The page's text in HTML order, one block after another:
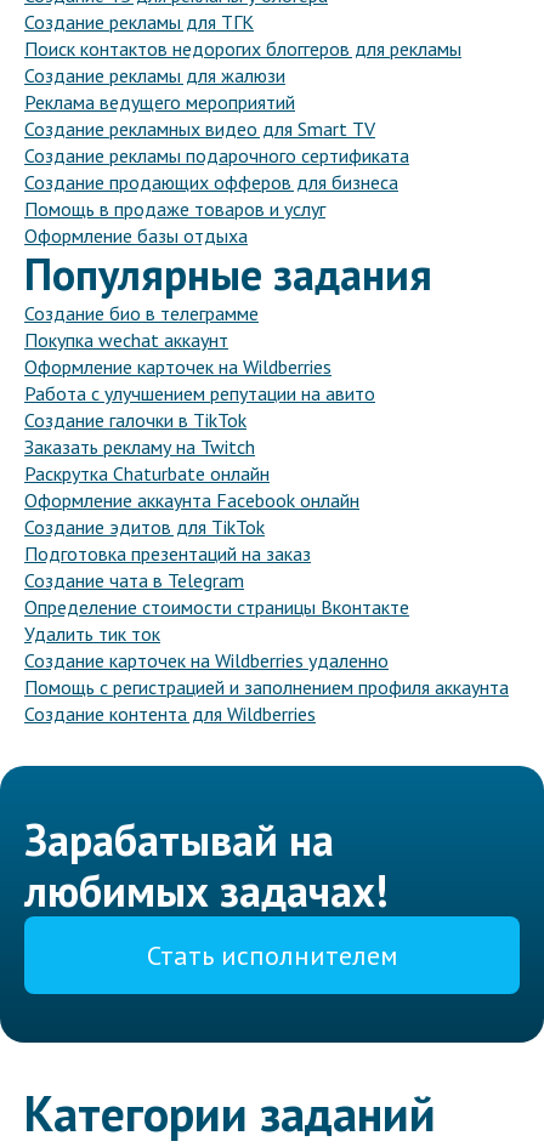
Создание рекламы для ТГК
Поиск контактов недорогих блоггеров для рекламы
Создание рекламы для жалюзи
Реклама ведущего мероприятий
Создание рекламных видео для Smart TV
Создание рекламы подарочного сертификата
Создание продающих офферов для бизнеса
Помощь в продаже товаров и услуг
Оформление базы отдыха
Популярные задания
Создание био в телеграмме
Покупка wechat аккаунт
Оформление карточек на Wildberries
Работа с улучшением репутации на авито
Создание галочки в TikTok
Заказать рекламу на Twitch
Раскрутка Chaturbate онлайн
Оформление аккаунта Facebook онлайн
Создание эдитов для TikTok
Подготовка презентаций на заказ
Создание чата в Telegram
Определение стоимости страницы Вконтакте
Удалить тик ток
Создание карточек на Wildberries удаленно
Помощь с регистрацией и заполнением профиля аккаунта
Создание контента для Wildberries
Зарабатывай на
любимых задачах!
Стать исполнителем
Категории заданий